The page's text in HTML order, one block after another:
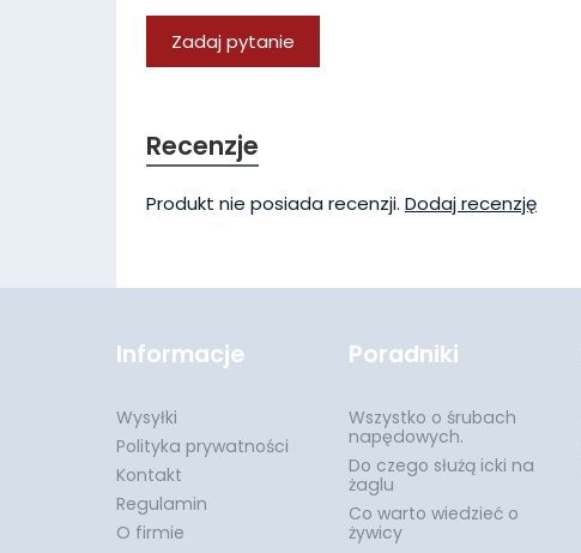
Zadaj pytanie
Recenzje
Produkt nie posiada recenzji. Dodaj recenzję
Informacje
Wysyłki
Polityka prywatności
Kontakt
Regulamin
O firmie
Poradniki
Wszystko o śrubach
napędowych.
Do czego służą icki na
żaglu
Co warto wiedzieć o
żywicy